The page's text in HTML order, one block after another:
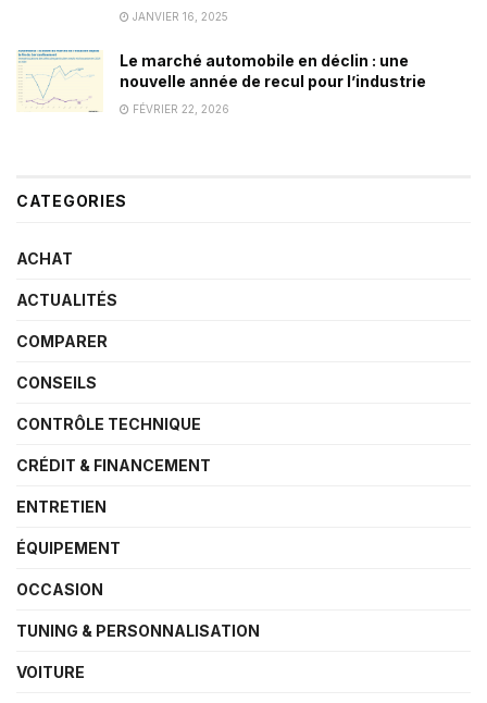
JANVIER 16, 2025
Le marché automobile en déclin : une
nouvelle année de recul pour l’industrie
FÉVRIER 22, 2026
CATEGORIES
ACHAT
ACTUALITÉS
COMPARER
CONSEILS
CONTRÔLE TECHNIQUE
CRÉDIT & FINANCEMENT
ENTRETIEN
ÉQUIPEMENT
OCCASION
TUNING & PERSONNALISATION
VOITURE